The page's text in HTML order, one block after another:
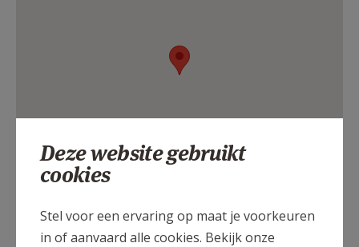
Deze website gebruikt
cookies
Stel voor een ervaring op maat je voorkeuren
in of aanvaard alle cookies. Bekijk onze